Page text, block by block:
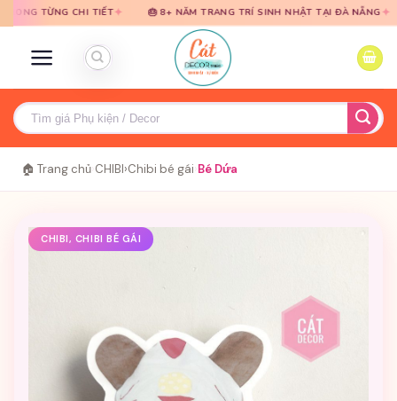
qua
qua
CHI TIẾT✦ 🎂 8+ NĂM TRANG TRÍ SINH NHẬT TẠI ĐÀ NẴNG✦ 🎈 TƯ
Tìm
kiếm:
🏠 Trang chủ CHIBI›Chibi bé gái Bé Dứa
CHIBI, CHIBI BÉ GÁI